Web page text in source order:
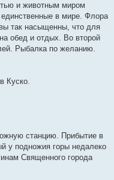
и животным миром
в мире. Флора
так насыщенны, что для
обед и отдых. Во второй
Рыбалка по желанию.
Куско.
станцию. Прибытие в
у подножия горы недалеко
Священного города